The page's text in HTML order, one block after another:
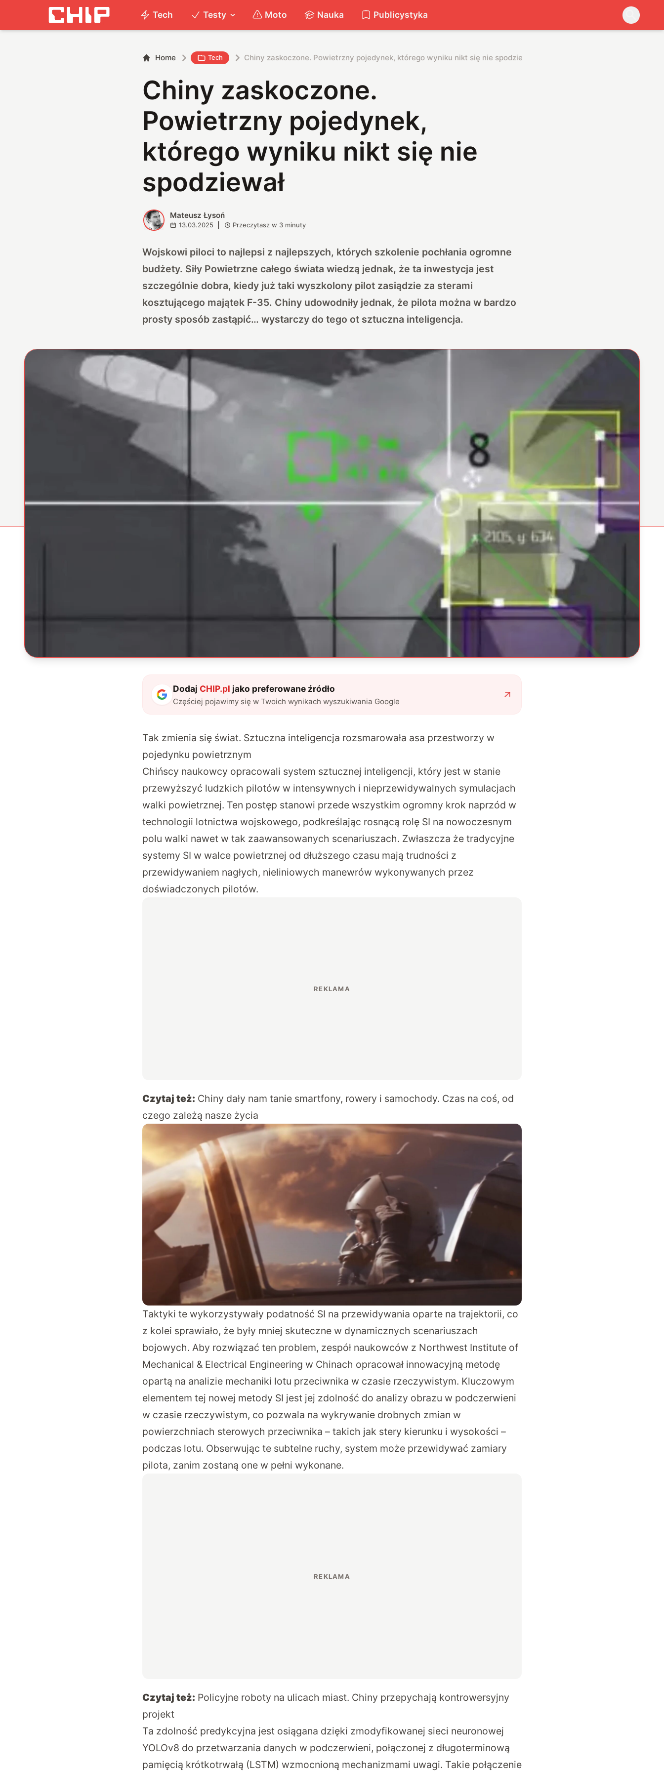
Tech Testy Moto Nauka Publicystyka
Home Tech Chiny zaskoczone. Powietrzny pojedynek, którego wyniku nikt się nie spodziewał
Chiny zaskoczone.
Powietrzny pojedynek,
którego wyniku nikt się nie
spodziewał
M Mateusz Łysoń
13.03.2025 Przeczytasz w 3 minuty
Wojskowi piloci to najlepsi z najlepszych, których szkolenie pochłania ogromne
budżety. Siły Powietrzne całego świata wiedzą jednak, że ta inwestycja jest
szczególnie dobra, kiedy już taki wyszkolony pilot zasiądzie za sterami
kosztującego majątek F-35. Chiny udowodniły jednak, że pilota można w bardzo
prosty sposób zastąpić… wystarczy do tego ot sztuczna inteligencja.
Dodaj CHIP.pl jako preferowane źródło
Częściej pojawimy się w Twoich wynikach wyszukiwania Google
Tak zmienia się świat. Sztuczna inteligencja rozsmarowała asa przestworzy w
pojedynku powietrznym
Chińscy naukowcy opracowali system sztucznej inteligencji, który jest w stanie
przewyższyć ludzkich pilotów w intensywnych i nieprzewidywalnych symulacjach
walki powietrznej. Ten postęp stanowi przede wszystkim ogromny krok naprzód w
technologii lotnictwa wojskowego, podkreślając rosnącą rolę SI na nowoczesnym
polu walki nawet w tak zaawansowanych scenariuszach. Zwłaszcza że tradycyjne
systemy SI w walce powietrznej od dłuższego czasu mają trudności z
przewidywaniem nagłych, nieliniowych manewrów wykonywanych przez
doświadczonych pilotów.
Czytaj też: Chiny dały nam tanie smartfony, rowery i samochody. Czas na coś, od
czego zależą nasze życia
Taktyki te wykorzystywały podatność SI na przewidywania oparte na trajektorii, co
z kolei sprawiało, że były mniej skuteczne w dynamicznych scenariuszach
bojowych. Aby rozwiązać ten problem, zespół naukowców z Northwest Institute of
Mechanical & Electrical Engineering w Chinach opracował innowacyjną metodę
opartą na analizie mechaniki lotu przeciwnika w czasie rzeczywistym. Kluczowym
elementem tej nowej metody SI jest jej zdolność do analizy obrazu w podczerwieni
w czasie rzeczywistym, co pozwala na wykrywanie drobnych zmian w
powierzchniach sterowych przeciwnika – takich jak stery kierunku i wysokości –
podczas lotu. Obserwując te subtelne ruchy, system może przewidywać zamiary
pilota, zanim zostaną one w pełni wykonane.
Czytaj też: Policyjne roboty na ulicach miast. Chiny przepychają kontrowersyjny
projekt
Ta zdolność predykcyjna jest osiągana dzięki zmodyfikowanej sieci neuronowej
YOLOv8 do przetwarzania danych w podczerwieni, połączonej z długoterminową
pamięcią krótkotrwałą (LSTM) wzmocnioną mechanizmami uwagi. Takie połączenie